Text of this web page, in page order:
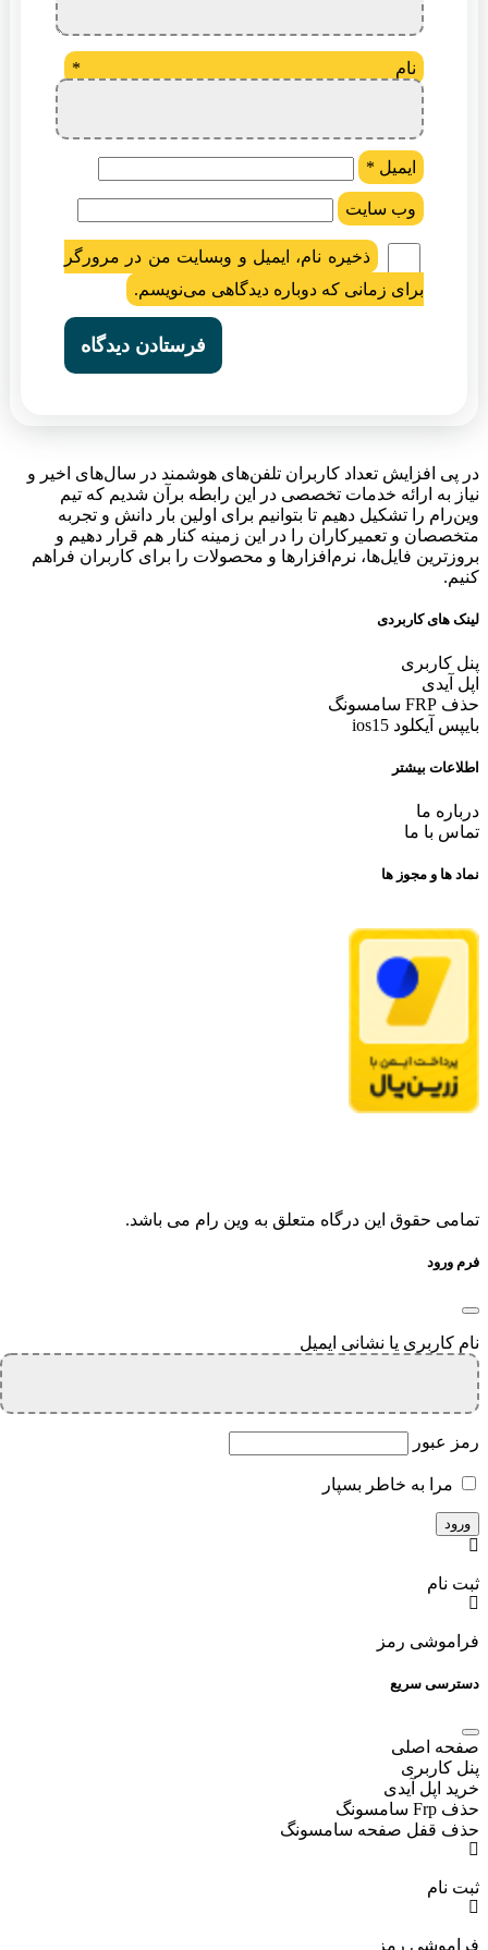
نام *
ایمیل *
وب‌ سایت
ذخیره نام، ایمیل و وبسایت من در مرورگر
برای زمانی که دوباره دیدگاهی می‌نویسم.
در پی افزایش تعداد کاربران تلفن‌های هوشمند در سال‌های اخیر و
نیاز به ارائه خدمات تخصصی در این رابطه برآن شدیم که تیم
وین‌رام را تشکیل دهیم تا بتوانیم برای اولین بار دانش و تجربه
متخصصان و تعمیرکاران را در این زمینه کنار هم قرار دهیم و
بروزترین فایل‌ها، نرم‌افزارها و محصولات را برای کاربران فراهم
کنیم.
لینک های کاربردی
پنل کاربری
اپل آیدی
حذف FRP سامسونگ
بایپس آیکلود ios15
اطلاعات بیشتر
درباره ما
تماس با ما
نماد ها و مجوز ها
تمامی حقوق این درگاه متعلق به وین رام می باشد.
فرم ورود
نام کاربری یا نشانی ایمیل
رمز عبور
مرا به خاطر بسپار
ثبت نام
فراموشی رمز
دسترسی سریع
صفحه اصلی
پنل کاربری
خرید اپل آیدی
حذف Frp سامسونگ
حذف قفل صفحه سامسونگ
ثبت نام
فراموشی رمز